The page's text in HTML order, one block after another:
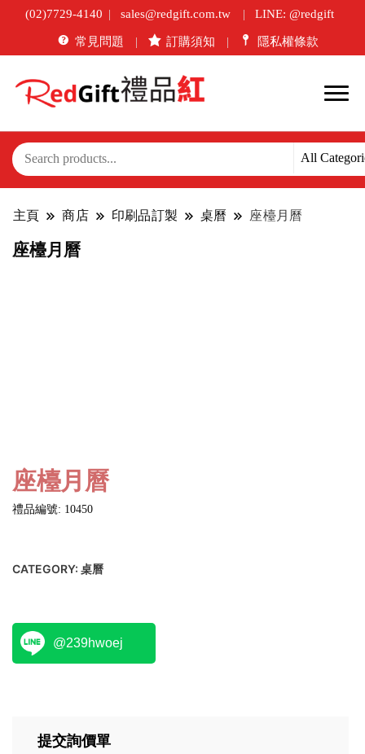
(02)7729-4140 sales@redgift.com.tw LINE: @redgift
常見問題 訂購須知 隱私權條款
主頁 商店 印刷品訂製 桌曆 座檯月曆
座檯月曆
座檯月曆
禮品編號: 10450
CATEGORY: 桌曆
@239hwoej
提交詢價單